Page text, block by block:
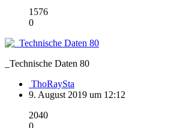
1576
0
_Technische Daten 80
ThoRaySta
9. August 2019 um 12:12
2040
0